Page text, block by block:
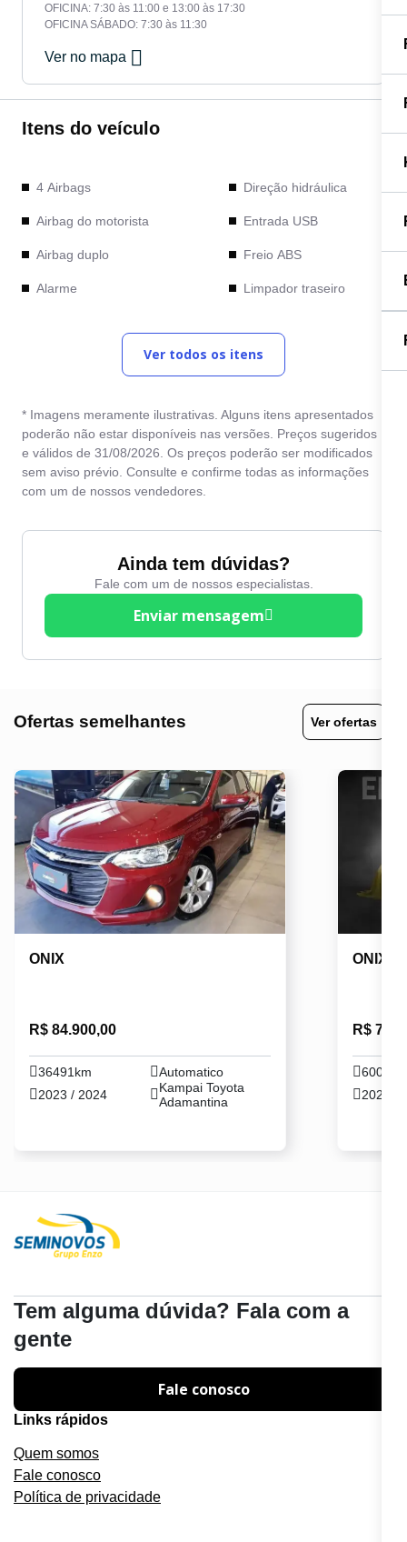
OFICINA: 7:30 às 11:00 e 13:00 às 17:30
OFICINA SÁBADO: 7:30 às 11:30
Ver no mapa
Itens do veículo
4 Airbags
Airbag do motorista
Airbag duplo
Alarme
Banco do motorista com
ajuste de altura
Chave Canivete
Chave Reserva
Direção Elétrica
Direção hidráulica
Entrada USB
Freio ABS
Limpador traseiro
Pintura Metálica
Retrovisores elétricos
Rodas de liga leve
Volante com Regulagem
de Altura
Ver todos os itens
* Imagens meramente ilustrativas. Alguns itens apresentados
poderão não estar disponíveis nas versões. Preços sugeridos
e válidos de 31/08/2026. Os preços poderão ser modificados
sem aviso prévio. Consulte e confirme todas as informações
com um de nossos vendedores.
Ainda tem dúvidas?
Fale com um de nossos especialistas.
Enviar mensagem
Ofertas semelhantes Ver ofertas
ONIX
R$ 84.900,00
36491km
Automatico
2023 / 2024
Kampai Toyota
Adamantina
ONIX
R$
2021 /
Tem alguma dúvida? Fala com a
gente
Fale conosco
Links rápidos
Quem somos
Fale conosco
Política de privacidade